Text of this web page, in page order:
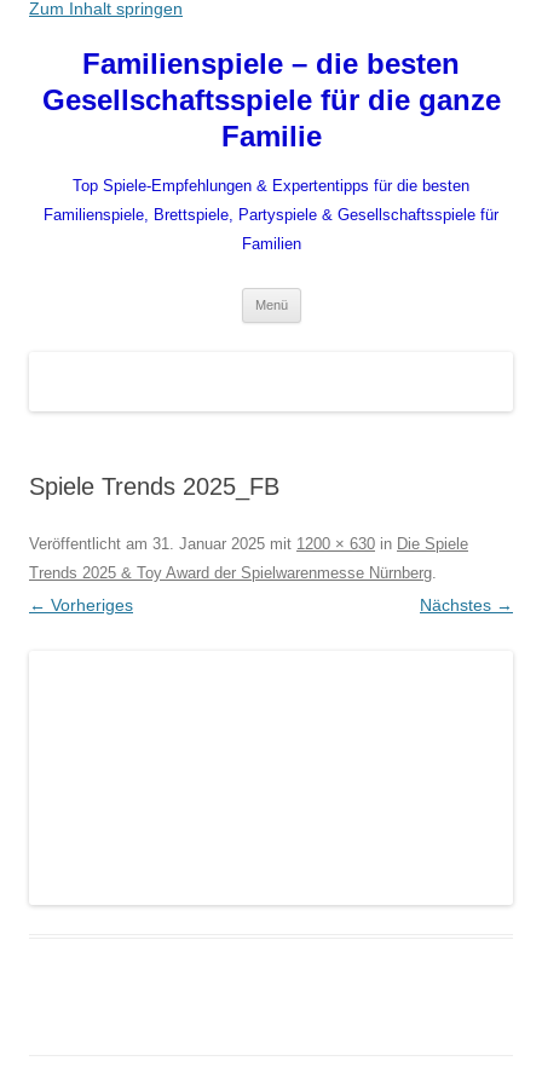
Zum Inhalt springen
Familienspiele – die besten
Gesellschaftsspiele für die ganze
Familie
Top Spiele-Empfehlungen & Expertentipps für die besten
Familienspiele, Brettspiele, Partyspiele & Gesellschaftsspiele für
Familien
Menü
Spiele Trends 2025_FB
Veröffentlicht am 31. Januar 2025 mit 1200 × 630 in Die Spiele
Trends 2025 & Toy Award der Spielwarenmesse Nürnberg.
← Vorheriges Nächstes →